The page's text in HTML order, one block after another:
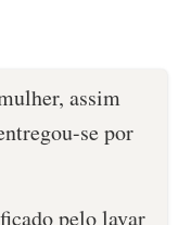
assim
se por
pelo lavar